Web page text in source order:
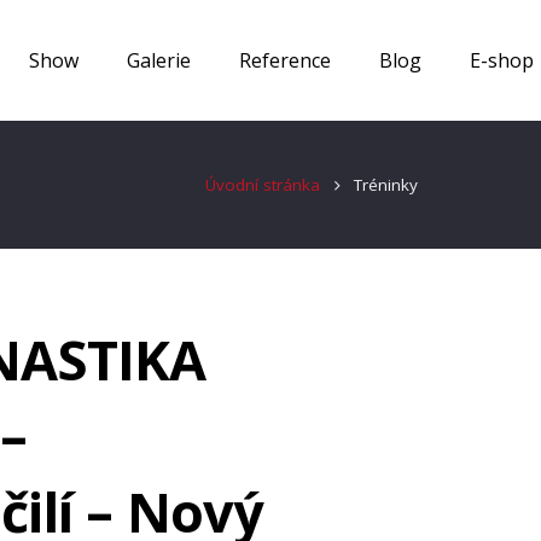
Show Galerie Reference Blog E-shop
Úvodní stránka Tréninky
– Nový